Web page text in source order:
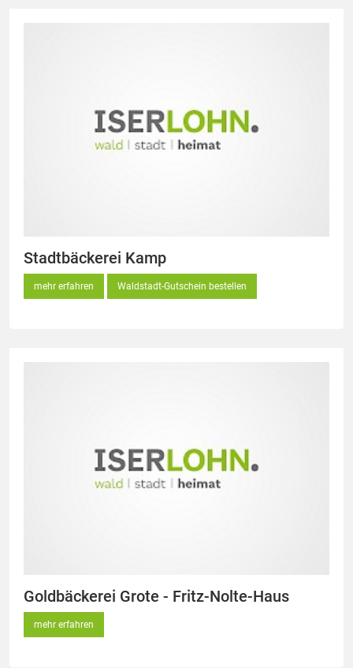
Stadtbäckerei Kamp
mehr erfahren Waldstadt-Gutschein bestellen
Goldbäckerei Grote - Fritz-Nolte-Haus
mehr erfahren